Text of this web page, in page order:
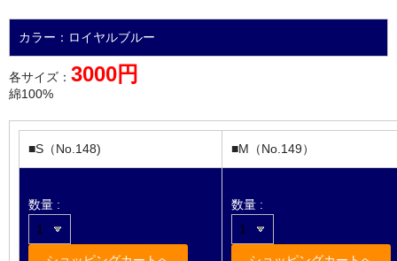
カラー：ロイヤルブルー
各サイズ： 3000円
綿100%
■S（No.148) ■M（No.149）
数量 : 数量 :